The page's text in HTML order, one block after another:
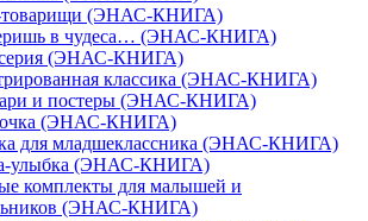
товарищи (ЭНАС-КНИГА)
в чудеса… (ЭНАС-КНИГА)
(ЭНАС-КНИГА)
классика (ЭНАС-КНИГА)
и постеры (ЭНАС-КНИГА)
(ЭНАС-КНИГА)
для младшеклассника (ЭНАС-КНИГА)
улыбка (ЭНАС-КНИГА)
комплекты для малышей и
(ЭНАС-КНИГА)